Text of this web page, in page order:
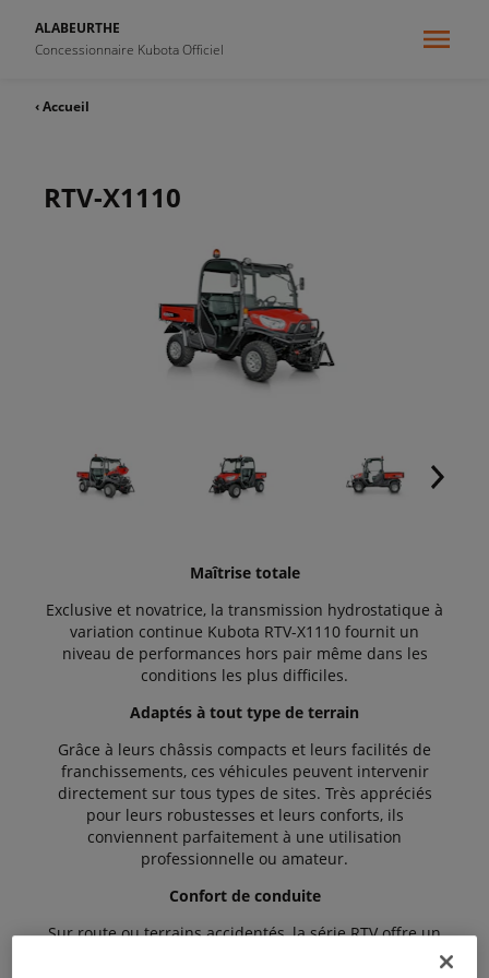
ALABEURTHE
Concessionnaire Kubota Officiel
‹ Accueil
RTV-X1110
Maîtrise totale
Exclusive et novatrice, la transmission hydrostatique à
variation continue Kubota RTV-X1110 fournit un
niveau de performances hors pair même dans les
conditions les plus difficiles.
Adaptés à tout type de terrain
Grâce à leurs châssis compacts et leurs facilités de
franchissements, ces véhicules peuvent intervenir
directement sur tous types de sites. Très appréciés
pour leurs robustesses et leurs conforts, ils
conviennent parfaitement à une utilisation
professionnelle ou amateur.
Confort de conduite
Sur route ou terrains accidentés, la série RTV offre un